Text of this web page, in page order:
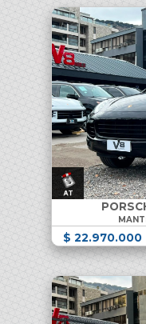
$ 22.970.000